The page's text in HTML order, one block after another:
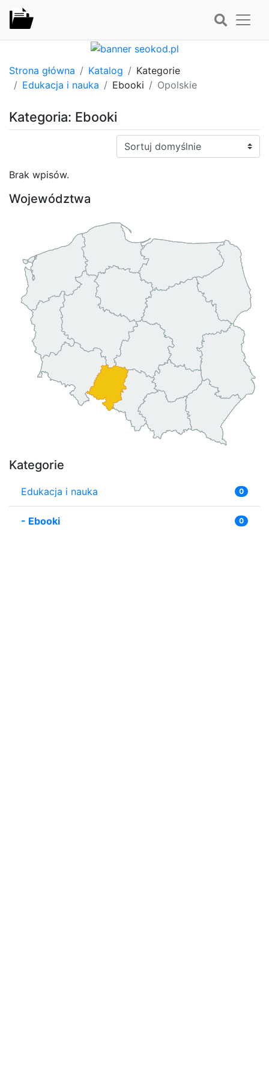
Strona główna Katalog
Kategorie
Edukacja i nauka
Ebooki Opolskie
Kategoria: Ebooki
Sortuj:
Brak wpisów.
Województwa
Kategorie
Edukacja i nauka 0
- Ebooki 0